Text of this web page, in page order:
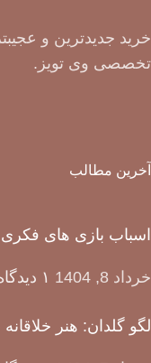
خرید جدیدترین و
تخصصی وی تویز.
آخرین مطالب
اسباب بازی های
خرداد 8, 1404 ۱ دیدگاه
لگو گلدان: هنر